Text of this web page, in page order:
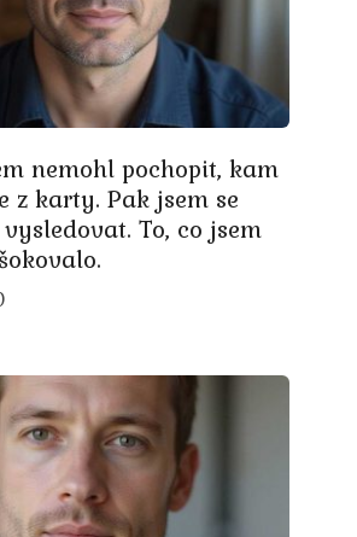
nemohl pochopit, kam
z karty. Pak jsem se
To, co jsem